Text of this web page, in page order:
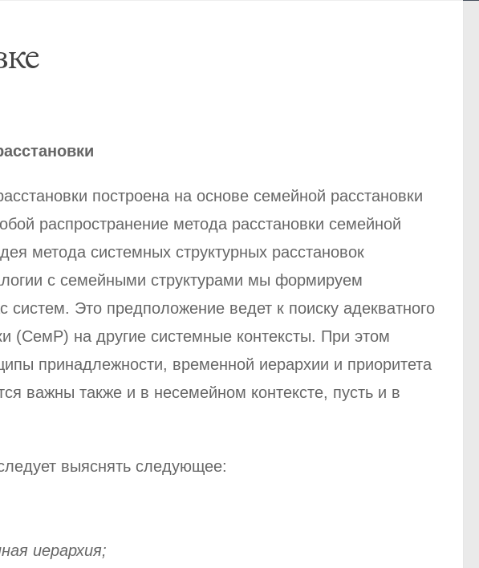
построена на основе семейной расстановки
распространение метода расстановки семейной
метода системных структурных расстановок
с семейными структурами мы формируем
Это предположение ведет к поиску адекватного
(СемР) на другие системные контексты. При этом
принадлежности, временной иерархии и приоритета
важны также и в несемейном контексте, пусть и в
выяснять следующее:
иерархия;